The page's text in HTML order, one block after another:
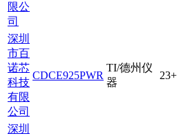
限公
司
深圳
市百
诺芯
科技
有限
公司
CDCE925PWR
TI/德州仪
器
23+
深圳